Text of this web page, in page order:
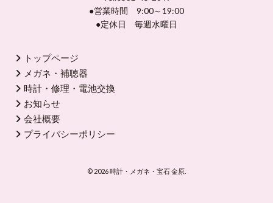
●営業時間 9:00～19:00
●定休日 毎週水曜日
トップページ
メガネ・補聴器
時計・修理・電池交換
お知らせ
会社概要
プライバシーポリシー
© 2026 時計・メガネ・宝石 金原.